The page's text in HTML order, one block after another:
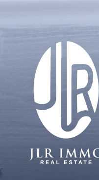
Du plus cher au moins cher
Du moins cher au plus cher